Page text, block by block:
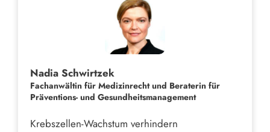
Nadia Schwirtzek
Fachanwältin für Medizinrecht und Beraterin für
Präventions- und Gesundheitsmanagement
Krebszellen-Wachstum verhindern